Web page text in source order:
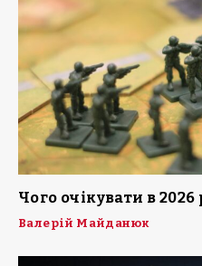
Чого очікувати в 2026
Валерій Майданюк